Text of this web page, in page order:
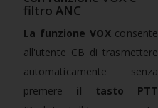
filtro ANC
La funzione VOXconsente
all'utente CB di trasmettere
automaticamente senza
premere il tasto PTT